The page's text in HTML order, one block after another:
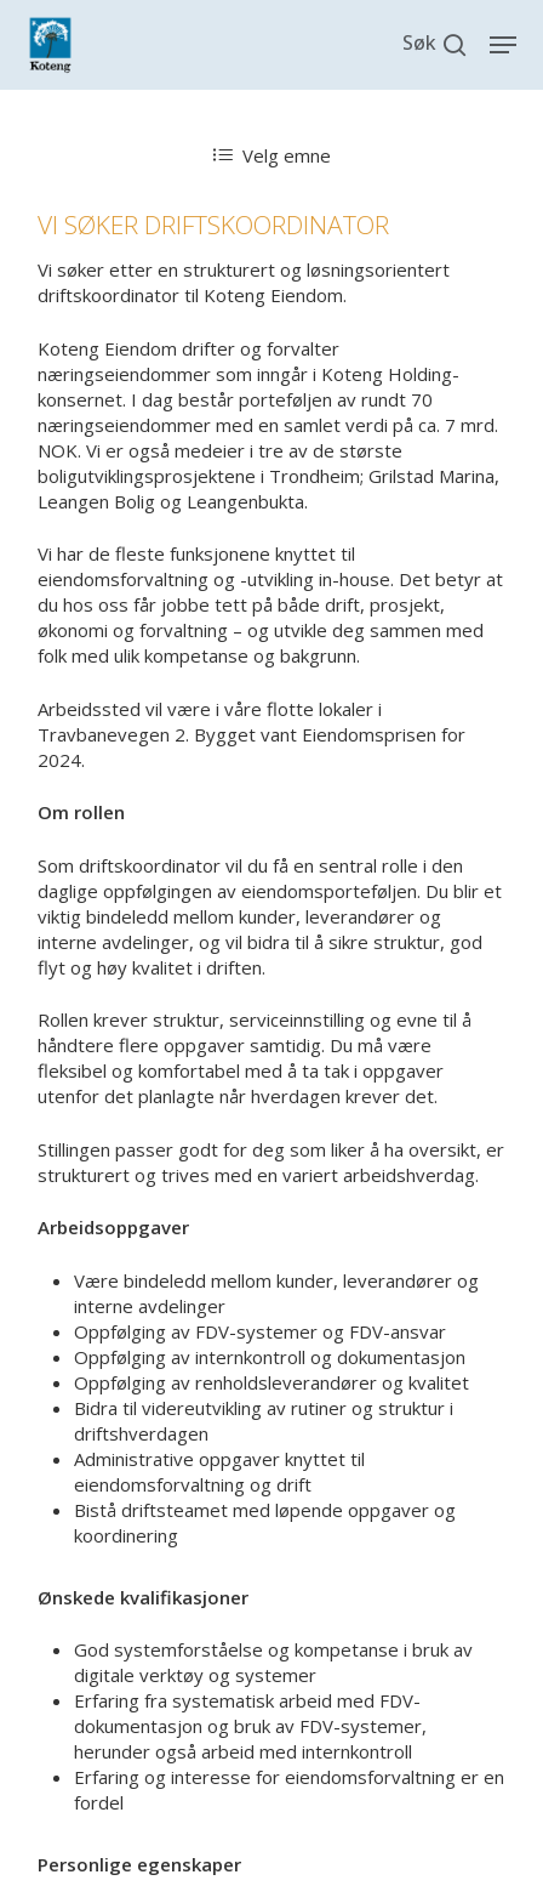
Skip
main
content
Velg emne
VI SØKER DRIFTSKOORDINATOR
Vi søker etter en strukturert og løsningsorientert
driftskoordinator til Koteng Eiendom.
Koteng Eiendom drifter og forvalter
næringseiendommer som inngår i Koteng Holding-
konsernet. I dag består porteføljen av rundt 70
næringseiendommer med en samlet verdi på ca. 7 mrd.
NOK. Vi er også medeier i tre av de største
boligutviklingsprosjektene i Trondheim; Grilstad Marina,
Leangen Bolig og Leangenbukta.
Vi har de fleste funksjonene knyttet til
eiendomsforvaltning og -utvikling in-house. Det betyr at
du hos oss får jobbe tett på både drift, prosjekt,
økonomi og forvaltning – og utvikle deg sammen med
folk med ulik kompetanse og bakgrunn.
Arbeidssted vil være i våre flotte lokaler i
Travbanevegen 2. Bygget vant Eiendomsprisen for
2024.
Om rollen
Som driftskoordinator vil du få en sentral rolle i den
daglige oppfølgingen av eiendomsporteføljen. Du blir et
viktig bindeledd mellom kunder, leverandører og
interne avdelinger, og vil bidra til å sikre struktur, god
flyt og høy kvalitet i driften.
Rollen krever struktur, serviceinnstilling og evne til å
håndtere flere oppgaver samtidig. Du må være
fleksibel og komfortabel med å ta tak i oppgaver
utenfor det planlagte når hverdagen krever det.
Stillingen passer godt for deg som liker å ha oversikt, er
strukturert og trives med en variert arbeidshverdag.
Arbeidsoppgaver
Være bindeledd mellom kunder, leverandører og
interne avdelinger
Oppfølging av FDV-systemer og FDV-ansvar
Oppfølging av internkontroll og dokumentasjon
Oppfølging av renholdsleverandører og kvalitet
Bidra til videreutvikling av rutiner og struktur i
driftshverdagen
Administrative oppgaver knyttet til
eiendomsforvaltning og drift
Bistå driftsteamet med løpende oppgaver og
koordinering
Ønskede kvalifikasjoner
God systemforståelse og kompetanse i bruk av
digitale verktøy og systemer
Erfaring fra systematisk arbeid med FDV-
dokumentasjon og bruk av FDV-systemer,
herunder også arbeid med internkontroll
Erfaring og interesse for eiendomsforvaltning er en
fordel
Personlige egenskaper